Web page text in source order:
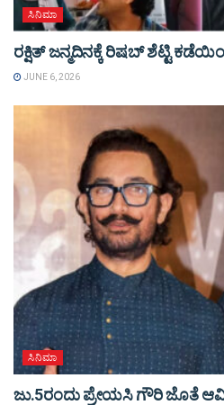
ಸಿನಿಮಾ
ರಕ್ಷಿತ್ ಜನ್ಮದಿನಕ್ಕೆ ರಿಷಬ್ ಶೆಟ್ಟಿ
JUNE 6, 2026
ಸಿನಿಮಾ
ಜು.5ರಂದು ಪ್ರೇಯಸಿ ಗೌರಿ ಜೊತೆ